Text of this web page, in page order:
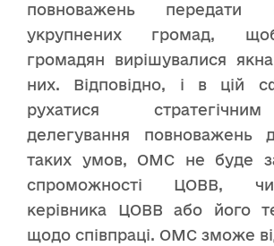
повноважень передати
укрупнених громад,
громадян вирішувалися
них. Відповідно, і в цій
рухатися
делегування
таких умов, ОМС не буде
спроможності ЦОВВ,
керівника ЦОВВ або його
щодо співпраці. ОМС зможе